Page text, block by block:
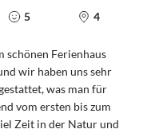
5 4
schönen Ferienhaus
wir haben uns sehr
was man für
vom ersten bis zum
Zeit in der Natur und